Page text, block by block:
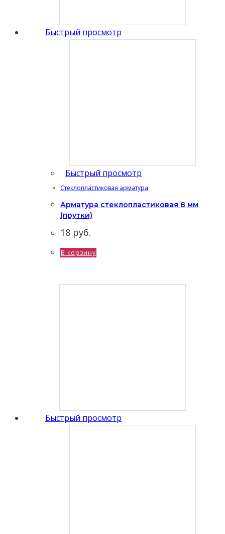
Быстрый просмотр
Быстрый просмотр
Стеклопластиковая арматура
Арматура cтеклопластиковая 8 мм
(прутки)
18 руб.
В корзину
Быстрый просмотр